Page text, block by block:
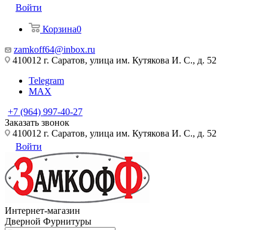
Войти
Корзина0
zamkoff64@inbox.ru
410012 г. Саратов, улица им. Кутякова И. С., д. 52
Telegram
MAX
+7 (964) 997-40-27
Заказать звонок
410012 г. Саратов, улица им. Кутякова И. С., д. 52
Войти
Интернет-магазин
Дверной Фурнитуры